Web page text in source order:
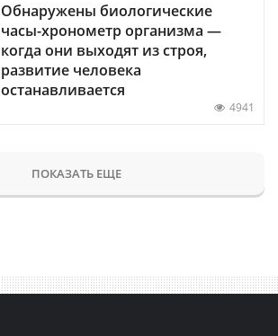
Обнаружены биологические
часы-хронометр организма —
когда они выходят из строя,
развитие человека
останавливается
4941
ПОКАЗАТЬ ЕЩЕ